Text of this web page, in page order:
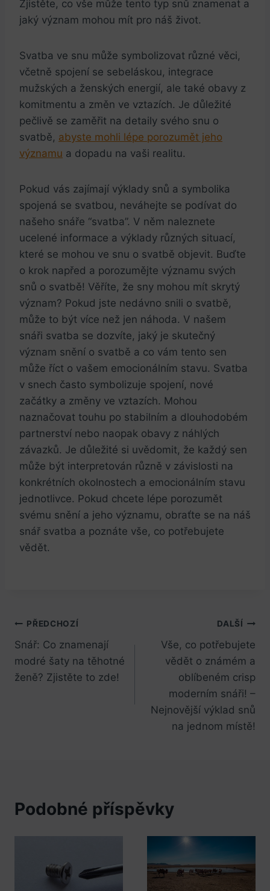
Zjistěte,‌ co vše⁢ může tento typ snů znamenat a
jaký význam mohou​ mít pro náš​ život.
Svatba ve snu může symbolizovat ​různé věci,
včetně spojení se sebeláskou, integrace
mužských a ženských ‍energií,‍ ale také obavy z
komitmentu a změn ve vztazích. Je důležité
pečlivě se ⁣zaměřit na detaily svého snu o
svatbě, abyste⁣ mohli lépe porozumět jeho
významu a ‌dopadu na vaši realitu.
Pokud vás zajímají výklady snů a ‌symbolika
spojená se ⁢svatbou, neváhejte se podívat do
našeho ‌snáře “svatba”. V něm naleznete
ucelené informace a výklady různých situací,
které se mohou ve snu o svatbě objevit. Buďte
o krok⁤ napřed⁢ a porozumějte⁣ významu svých
snů o svatbě! Věříte, že sny mohou ⁢mít skrytý
‌význam? Pokud jste nedávno‍ snili o svatbě,
může to být více⁢ než jen‍ náhoda.⁢ V​ našem
snáři svatba se ‌dozvíte, jaký ‌je skutečný⁤
význam snění o ‌svatbě a‌ co vám tento sen
může ⁢říct o vašem emocionálním stavu. Svatba
v snech často⁢ symbolizuje spojení, nové
začátky a‍ změny ve ​vztazích. Mohou
naznačovat touhu po stabilním a dlouhodobém
⁤partnerství ‌nebo naopak obavy z náhlých
závazků. Je důležité si uvědomit, ⁤že každý sen
může být interpretován různě v závislosti‌ na
konkrétních okolnostech a emocionálním⁣ stavu
jednotlivce. Pokud chcete lépe porozumět
svému snění a jeho ‌významu, obraťte se ​na náš
snář svatba a poznáte‌ vše,‍ co⁤ potřebujete
vědět.
Navigace
pro
příspěvek
PŘEDCHOZÍ
Snář: Co znamenají
modré šaty na těhotné
ženě? Zjistěte to zde!
DALŠÍ
Vše, co potřebujete
vědět o známém a
oblíbeném crisp
moderním snáři! –
Nejnovější výklad snů
na jednom místě!
Podobné příspěvky